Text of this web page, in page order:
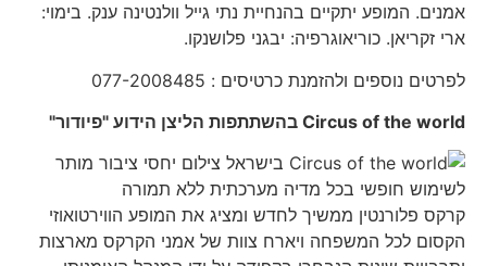
אמנים. המופע יתקיים בהנחיית נתי גייל וולנטינה ענק. בימוי:
ארי זקריאן. כוריאוגרפיה: יבגני פלושנקו.
לפרטים נוספים ולהזמנת כרטיסים : 077-2008485
Circus of the worldבהשתתפות הליצן הידוע "פיודור"
קרקס פלורנטין ממשיך לחדש ומציג את המופע הווירטואוזי
הקסום לכל המשפחה ויארח צוות של אמני הקרקס מארצות